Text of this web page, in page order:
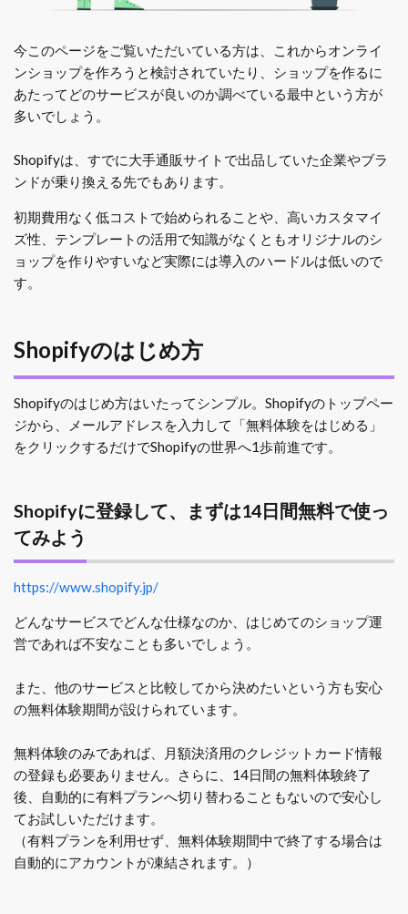
今このページをご覧いただいている方は、これからオンライ
ンショップを作ろうと検討されていたり、ショップを作るに
あたってどのサービスが良いのか調べている最中という方が
多いでしょう。
Shopifyは、すでに大手通販サイトで出品していた企業やブラ
ンドが乗り換える先でもあります。
初期費用なく低コストで始められることや、高いカスタマイ
ズ性、テンプレートの活用で知識がなくともオリジナルのシ
ョップを作りやすいなど実際には導入のハードルは低いので
す。
Shopifyのはじめ方
Shopifyのはじめ方はいたってシンプル。Shopifyのトップペー
ジから、メールアドレスを入力して「無料体験をはじめる」
をクリックするだけでShopifyの世界へ1歩前進です。
Shopifyに登録して、まずは14日間無料で使っ
てみよう
https://www.shopify.jp/
どんなサービスでどんな仕様なのか、はじめてのショップ運
営であれば不安なことも多いでしょう。
また、他のサービスと比較してから決めたいという方も安心
の無料体験期間が設けられています。
無料体験のみであれば、月額決済用のクレジットカード情報
の登録も必要ありません。さらに、14日間の無料体験終了
後、自動的に有料プランへ切り替わることもないので安心し
てお試しいただけます。
（有料プランを利用せず、無料体験期間中で終了する場合は
自動的にアカウントが凍結されます。）